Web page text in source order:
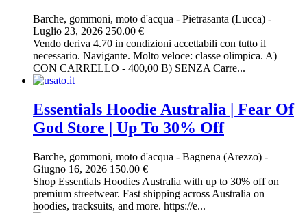
Barche, gommoni, moto d'acqua - Pietrasanta (Lucca) -
Luglio 23, 2026 250.00 €
Vendo deriva 4.70 in condizioni accettabili con tutto il
necessario. Navigante. Molto veloce: classe olimpica. A)
CON CARRELLO - 400,00 B) SENZA Carre...
Essentials Hoodie Australia | Fear Of
God Store | Up To 30% Off
Barche, gommoni, moto d'acqua - Bagnena (Arezzo) -
Giugno 16, 2026 150.00 €
Shop Essentials Hoodies Australia with up to 30% off on
premium streetwear. Fast shipping across Australia on
hoodies, tracksuits, and more. https://e...